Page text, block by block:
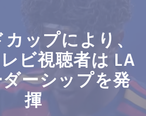
ップにより、
ビ視聴者は LA
ーシップを発
揮